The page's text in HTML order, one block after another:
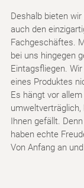
Deshalb bieten
auch den
Fachgeschäftes.
bei uns hingegen
Eintagsfliegen.
eines Produktes
Es hängt vor
umweltverträglich,
Ihnen gefällt.
haben echte
Von Anfang an